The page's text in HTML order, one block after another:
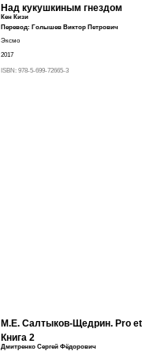
Над кукушкиным гнездом
Кен Кизи
Перевод: Голышев Виктор Петрович
Эксмо
2017
ISBN: 978-5-699-72665-3
М.Е. Салтыков-Щедрин. Pro
Книга 2
Дмитренко Сергей Фёдорович